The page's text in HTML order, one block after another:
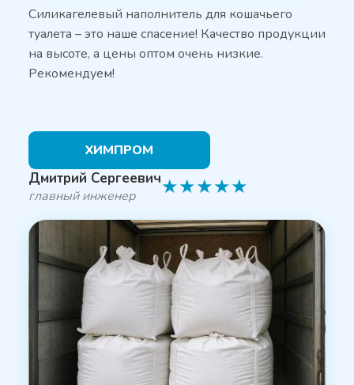
Силикагелевый наполнитель для кошачьего
туалета – это наше спасение! Качество продукции
на высоте, а цены оптом очень низкие.
Рекомендуем!
ХИМПРОМ
Дмитрий Сергеевич
главный инженер ★★★★★